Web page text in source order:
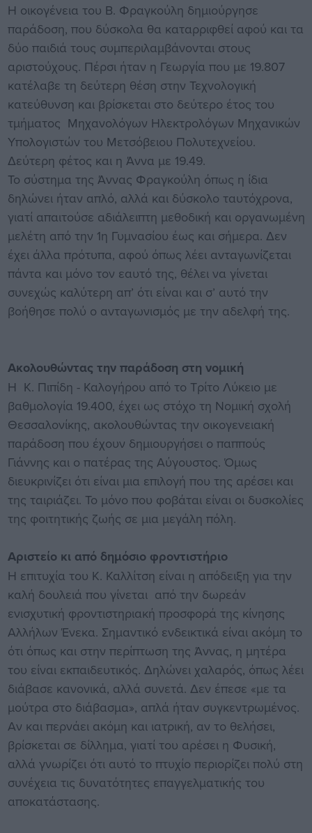
Η οικογένεια του Β. Φραγκούλη δημιούργησε
παράδοση, που δύσκολα θα καταρριφθεί αφού και τα
δύο παιδιά τους συμπεριλαμβάνονται στους
αριστούχους. Πέρσι ήταν η Γεωργία που με 19.807
κατέλαβε τη δεύτερη θέση στην Τεχνολογική
κατεύθυνση και βρίσκεται στο δεύτερο έτος του
τμήματος Μηχανολόγων Ηλεκτρολόγων Μηχανικών
Υπολογιστών του Μετσόβειου Πολυτεχνείου.
Δεύτερη φέτος και η Άννα με 19.49.
Το σύστημα της Άννας Φραγκούλη όπως η ίδια
δηλώνει ήταν απλό, αλλά και δύσκολο ταυτόχρονα,
γιατί απαιτούσε αδιάλειπτη μεθοδική και οργανωμένη
μελέτη από την 1η Γυμνασίου έως και σήμερα. Δεν
έχει άλλα πρότυπα, αφού όπως λέει ανταγωνίζεται
πάντα και μόνο τον εαυτό της, θέλει να γίνεται
συνεχώς καλύτερη απ’ ότι είναι και σ’ αυτό την
βοήθησε πολύ ο ανταγωνισμός με την αδελφή της.
Ακολουθώντας την παράδοση στη νομική
Η Κ. Πιπίδη - Καλογήρου από το Τρίτο Λύκειο με
βαθμολογία 19.400, έχει ως στόχο τη Νομική σχολή
Θεσσαλονίκης, ακολουθώντας την οικογενειακή
παράδοση που έχουν δημιουργήσει ο παππούς
Γιάννης και ο πατέρας της Αύγουστος. Όμως
διευκρινίζει ότι είναι μια επιλογή που της αρέσει και
της ταιριάζει. Το μόνο που φοβάται είναι οι δυσκολίες
της φοιτητικής ζωής σε μια μεγάλη πόλη.
Αριστείο κι από δημόσιο φροντιστήριο
Η επιτυχία του Κ. Καλλίτση είναι η απόδειξη για την
καλή δουλειά που γίνεται από την δωρεάν
ενισχυτική φροντιστηριακή προσφορά της κίνησης
Αλλήλων Ένεκα. Σημαντικό ενδεικτικά είναι ακόμη το
ότι όπως και στην περίπτωση της Άννας, η μητέρα
του είναι εκπαιδευτικός. Δηλώνει χαλαρός, όπως λέει
διάβασε κανονικά, αλλά συνετά. Δεν έπεσε «με τα
μούτρα στο διάβασμα», απλά ήταν συγκεντρωμένος.
Αν και περνάει ακόμη και ιατρική, αν το θελήσει,
βρίσκεται σε δίλλημα, γιατί του αρέσει η Φυσική,
αλλά γνωρίζει ότι αυτό το πτυχίο περιορίζει πολύ στη
συνέχεια τις δυνατότητες επαγγελματικής του
αποκατάστασης.